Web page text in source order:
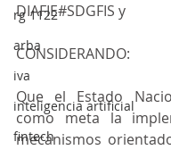
rg 1122
arba
iva
inteligencia artificial
fintech
DIAFIE#SDGFIS y
CONSIDERANDO:
Que el Estado
como meta la
mecanismos